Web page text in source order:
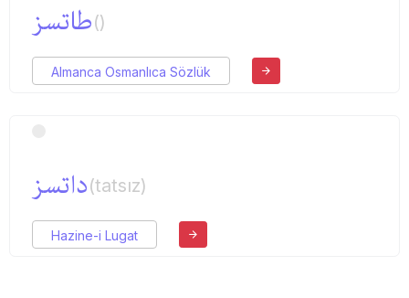
طاتسز()
Almanca Osmanlıca Sözlük
داتسز(tatsız)
Hazine-i Lugat